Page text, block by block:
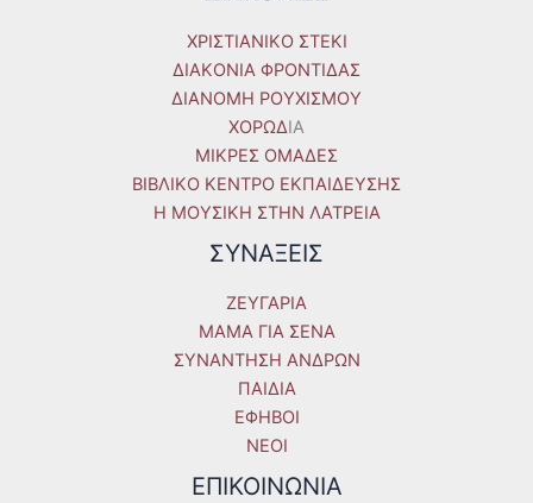
ΧΡΙΣΤΙΑΝΙΚΟ ΣΤΕΚΙ
ΔΙΑΚΟΝΙΑ ΦΡΟΝΤΙΔΑΣ
ΔΙΑΝΟΜΗ ΡΟΥΧΙΣΜΟΥ
ΧΟΡΩΔIA
ΜΙΚΡΕΣ ΟΜΑΔΕΣ
ΒΙΒΛΙΚΟ ΚΕΝΤΡΟ ΕΚΠΑΙΔΕΥΣΗΣ
Η ΜΟΥΣΙΚΗ ΣΤΗΝ ΛΑΤΡΕΙΑ
ΣΥΝΑΞΕΙΣ
ΖΕΥΓΑΡΙΑ
ΜΑΜΑ ΓΙΑ ΣΕΝΑ
ΣΥΝΑΝΤΗΣΗ ΑΝΔΡΩΝ
ΠΑΙΔΙΑ
ΕΦΗΒΟΙ
ΝΕΟΙ
ΕΠΙΚΟΙΝΩΝΙΑ